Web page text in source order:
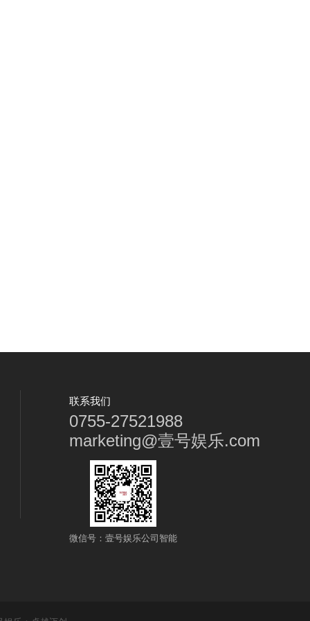
联系我们
0755-27521988
marketing@壹号娱乐.com
微信号：壹号娱乐公司智能